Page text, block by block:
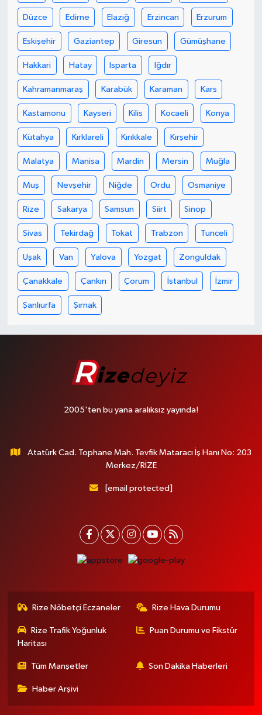
Düzce Edirne Elazığ Erzincan Erzurum
Eskişehir Gaziantep Giresun Gümüşhane
Hakkari Hatay Isparta Iğdır
Kahramanmaraş Karabük Karaman Kars
Kastamonu Kayseri Kilis Kocaeli Konya
Kütahya Kırklareli Kırıkkale Kırşehir
Malatya Manisa Mardin Mersin Muğla
Muş Nevşehir Niğde Ordu Osmaniye
Rize Sakarya Samsun Siirt Sinop
Sivas Tekirdağ Tokat Trabzon Tunceli
Uşak Van Yalova Yozgat Zonguldak
Çanakkale Çankırı Çorum İstanbul İzmir
Şanlıurfa Şırnak
2005'ten bu yana aralıksız yayında!
Atatürk Cad. Tophane Mah. Tevfik Mataracı İş Hanı No: 203
Merkez/RİZE
[email protected]
Rize Nöbetçi Eczaneler Rize Hava Durumu
Rize Trafik Yoğunluk
Haritası
Puan Durumu ve Fikstür
Tüm Manşetler Son Dakika Haberleri
Haber Arşivi